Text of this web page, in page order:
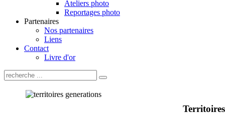
Ateliers photo
Reportages photo
Partenaires
Nos partenaires
Liens
Contact
Livre d'or